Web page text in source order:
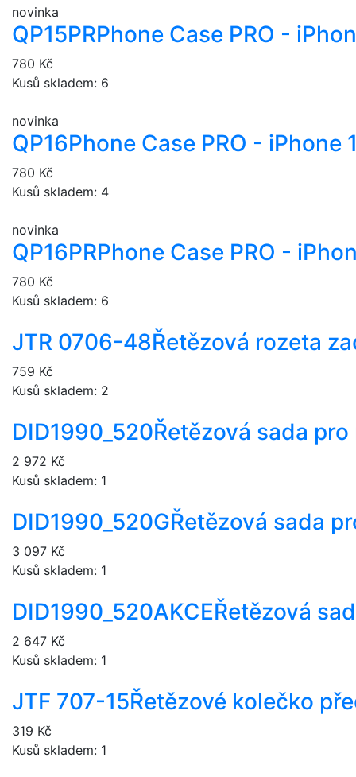
novinka
QP15PRPhone Case PRO -
780 Kč
Kusů skladem: 6
novinka
QP16Phone Case PRO - iPhone
780 Kč
Kusů skladem: 4
novinka
QP16PRPhone Case PRO -
780 Kč
Kusů skladem: 6
JTR 0706-48Řetězová rozeta
759 Kč
Kusů skladem: 2
DID1990_520Řetězová sada
2 972 Kč
Kusů skladem: 1
DID1990_520GŘetězová sada
3 097 Kč
Kusů skladem: 1
DID1990_520AKCEŘetězová
2 647 Kč
Kusů skladem: 1
JTF 707-15Řetězové kolečko
319 Kč
Kusů skladem: 1